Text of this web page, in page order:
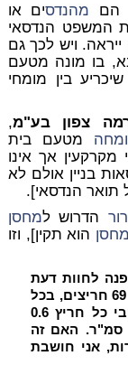
הם מהנדסים או
המשפט הנדסאי
ויש לכך גם
בו מונה מטעם
בין מומחי
צפון בע"מ,
מטעם בית
אך אינו
בניין אולם לא
תואר הנדסאי].
הדרוש למחסן
מחסן הוא תקין], וזו
לחוות דעת
, יש בדלת 69 חריצים, בכל
שורה 23 חריצים ס"ה 69 חריצים, עובי כל חריץ 0.6
כל חריץ 8 ס"מ, ס"ה 380 סמ"ר. האם זה
אני חושבת